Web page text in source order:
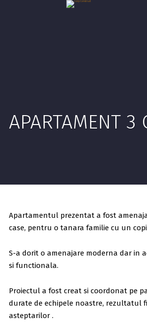
APARTAMENT 3
Apartamentul prezentat a fost
case, pentru o tanara familie cu un
S-a dorit o amenajare moderna dar in
si functionala.
Proiectul a fost creat si coordonat pe
durate de echipele noastre, rezultatul
asteptarilor .